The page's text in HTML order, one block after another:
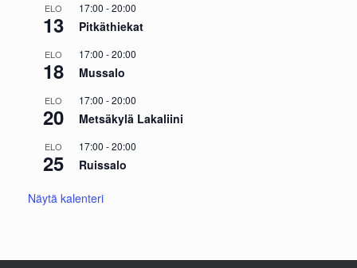
ELO
13
17:00 -20:00
Pitkäthiekat
ELO
18
17:00 -20:00
Mussalo
ELO
20
17:00 -20:00
Metsäkylä Lakaliini
ELO
25
17:00 -20:00
Ruissalo
Näytä kalenteri